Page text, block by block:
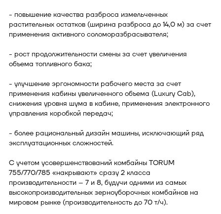
- повышение качества разброса измельченных
растительных остатков (ширина разброса до 14,0 м) за счет
применения активного соломоразбрасывателя;
- рост продолжительности смены за счет увеличения
объема топливного бака;
- улучшение эргономности рабочего места за счет
применения кабины увеличенного объема (Luxury Cab),
снижения уровня шума в кабине, применения электронного
управления коробкой передач;
- более рациональный дизайн машины, исключающий ряд
эксплуатационных сложностей.
С учетом усовершенствований комбайны TORUM
755/770/785 «накрывают» сразу 2 класса
производительности – 7 и 8, будучи одними из самых
высокопроизводительных зерноуборочных комбайнов на
мировом рынке (производительность до 70 т/ч).